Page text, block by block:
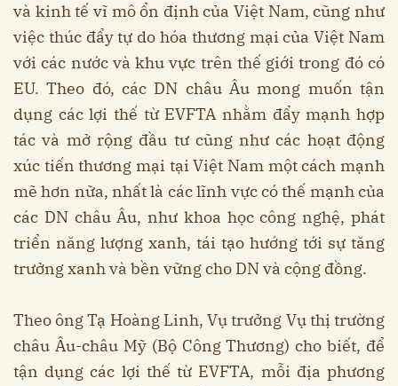
và kinh tế vĩ mô ổn định của Việt Nam, cũng như
việc thúc đẩy tự do hóa thương mại của Việt Nam
với các nước và khu vực trên thế giới trong đó có
EU. Theo đó, các DN châu Âu mong muốn tận
dụng các lợi thế từ EVFTA nhằm đẩy mạnh hợp
tác và mở rộng đầu tư cũng như các hoạt động
xúc tiến thương mại tại Việt Nam một cách mạnh
mẽ hơn nữa, nhất là các lĩnh vực có thế mạnh của
các DN châu Âu, như khoa học công nghệ, phát
triển năng lượng xanh, tái tạo hướng tới sự tăng
trưởng xanh và bền vững cho DN và cộng đồng.
Theo ông Tạ Hoàng Linh, Vụ trưởng Vụ thị trường
châu Âu-châu Mỹ (Bộ Công Thương) cho biết, để
tận dụng các lợi thế từ EVFTA, mỗi địa phương